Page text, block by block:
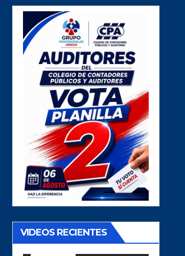
entre Bayern Múnich e
VIDEOS RECIENTES